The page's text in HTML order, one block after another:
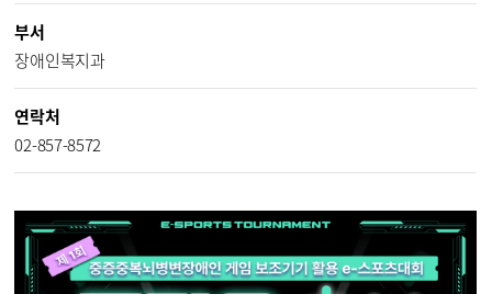
부서
장애인복지과
연락처
02-857-8572